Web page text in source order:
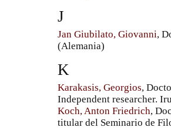
J
Jan Giubilato, Giovanni,
(Alemania)
K
Karakasis, Georgios,
Independent researcher.
Koch, Anton Friedrich,
titular del Seminario de